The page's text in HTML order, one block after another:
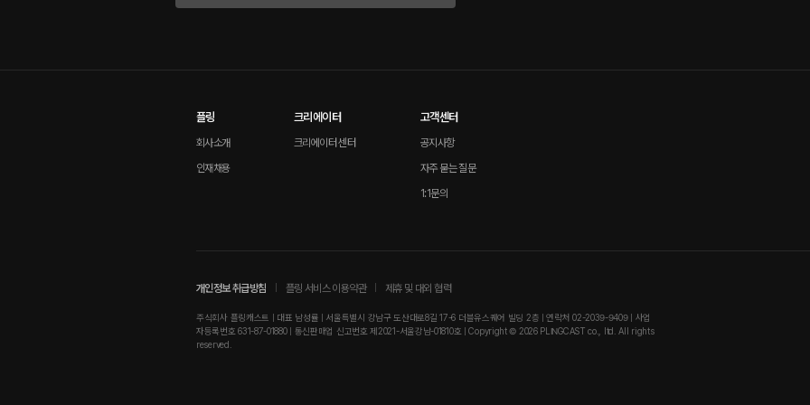
플링
회사소개
인재채용
크리에이터
크리에이터 센터
고객센터
공지사항
자주 묻는 질문
1:1문의
개인정보 취급방침 플링 서비스 이용약관 제휴 및 대외 협력
주식회사 플링캐스트 | 대표 남성률 | 서울특별시 강남구 도산대로8길 17-6 더블유스퀘어 빌딩 2층 | 연락처 02-2039-9409 | 사업
자등록번호 631-87-01880 | 통신판매업 신고번호 제2021-서울강남-01810호 | Copyright © 2026 PLINGCAST co., ltd. All rights
reserved.